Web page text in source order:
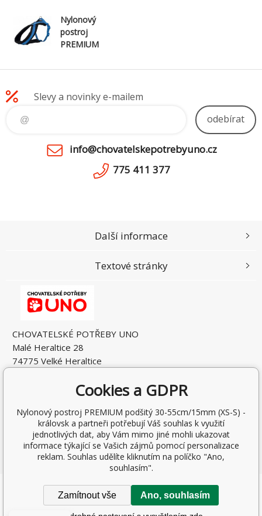
Nylonový
postroj
PREMIUM
55cm/15mm
královsk
Slevy a novinky e-mailem
odebírat
info@chovatelskepotrebyuno.cz
775 411 377
CHOVATELSKÉ POTŘEBY UNO
Malé Heraltice 28
74775 Velké Heraltice
Další informace
Textové stránky
Copyright © 2026 Rostislav Hňátek
Všechna práva vyhrazena.
Cookies a GDPR
Nylonový postroj PREMIUM podšitý 30-55cm/15mm (XS-S) -
královsk a partneři potřebují Váš souhlas k využití
jednotlivých dat, aby Vám mimo jiné mohli ukazovat
informace týkající se Vašich zájmů pomocí personalizace
reklam. Souhlas udělíte kliknutím na políčko "Ano,
souhlasím".
Zamítnout vše Ano, souhlasím